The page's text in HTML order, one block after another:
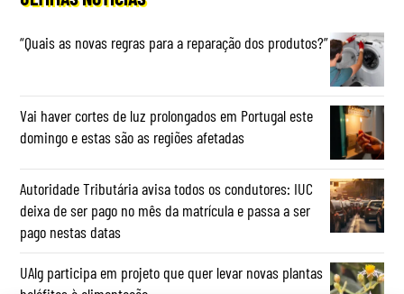
“Quais as novas regras para a reparação dos produtos?”
Vai haver cortes de luz prolongados em Portugal este
domingo e estas são as regiões afetadas
Autoridade Tributária avisa todos os condutores: IUC
deixa de ser pago no mês da matrícula e passa a ser
pago nestas datas
UAlg participa em projeto que quer levar novas plantas